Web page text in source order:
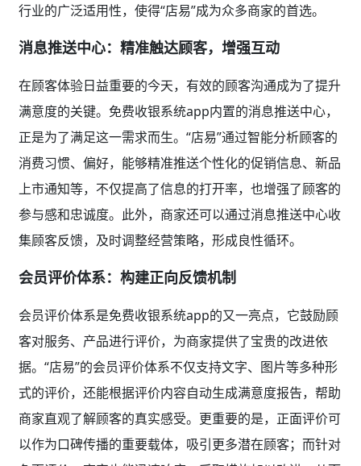
行业的广泛适用性，使得“店易”成为众多商家的首选。
消息推送中心：精准触达顾客，增强互动
在顾客体验日益重要的今天，有效的顾客沟通成为了提升
满意度的关键。免费收银系统app内置的消息推送中心，
正是为了满足这一需求而生。“店易”通过智能分析顾客的
消费习惯、偏好，能够精准推送个性化的促销信息、新品
上市通知等，不仅提高了信息的打开率，也增强了顾客的
参与感和忠诚度。此外，商家还可以通过消息推送中心收
集顾客反馈，及时调整经营策略，形成良性循环。
会员评价体系：构建正向反馈机制
会员评价体系是免费收银系统app的又一亮点，它鼓励顾
客对服务、产品进行评价，为商家提供了宝贵的改进依
据。“店易”的会员评价体系不仅支持文字、图片等多种形
式的评价，还能根据评价内容自动生成满意度报告，帮助
商家直观了解顾客的真实感受。更重要的是，正面评价可
以作为口碑传播的重要载体，吸引更多潜在顾客；而针对